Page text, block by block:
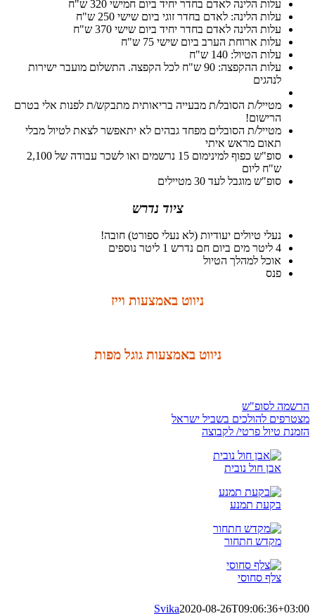
עלות הלינה לאדם בחדר יחיד ביום חמישי 320 ש"ח
עלות הלינה: לאדם בחדר זוגי ביום שישי 250 ש"ח
עלות הלינה לאדם בחדר יחיד ביום שישי 370 ש"ח
עלות ארוחת הערב ביום שישי 75 ש"ח
עלות הטיול: 140 ש"ח
עלות ההקפצה: 90 ש"ח לכל הקפצה. התשלום מועבר ישירות
לנהגים
מטייל/ת הסובל/ת מבעייה בריאותית מתבקש/ת לפנות אלי בטרם
הרישום!
מטייל/ת הסובלים מפחד גבהים לא יתאפשר לצאת לטיול מבלי
תאום מראש איתי
סופ"ש כפוף למינימום 15 נרשמים ואו לשכר עבודה של 2,100
ש"ח ליום
סופ"ש מוגבל לעד 30 מטיילים
ציוד נדרש
נעלי טיולים יעודיות (לא נעלי ספורט) חובה!
4 ליטר מים ביום חם נדרש 1 ליטר נוספים
אוכל למהלך הטיול
פנס
ניווט באמצעות וייז
ניווט באמצעות גוגל מפות
הרשמה לסופ"ש
מצטרפים להולכים בשביל ישראל
הזמנת טיול פרטי/ לקבוצה
אבן חול נובית
בקעת תמנע
מקדש חתחור
צלף סחוסי
Svika2020-08-26T09:06:36+03:00